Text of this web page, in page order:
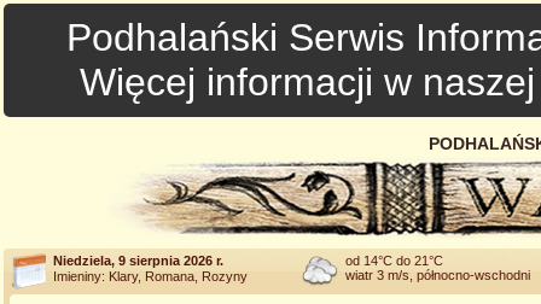
Podhalański Serwis
Więcej informacji w
Niedziela, 9 sierpnia 2026 r.
Imieniny: Klary, Romana, Rozyny
od 14°C do 21°C
wiatr 3 m/s, północno-wschodni